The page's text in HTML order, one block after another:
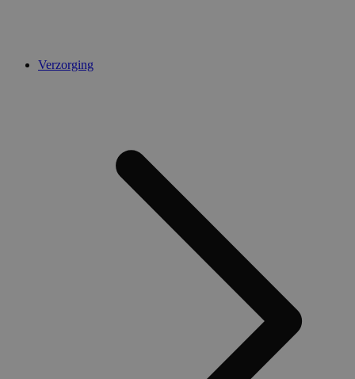
Verzorging